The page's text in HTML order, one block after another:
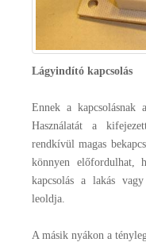
Lágyindító kapcsolás
Ennek a kapcsolásnak
Használatát a
rendkívül magas
könnyen előfordulhat,
kapcsolás a lakás
leoldja.
A másik nyákon a